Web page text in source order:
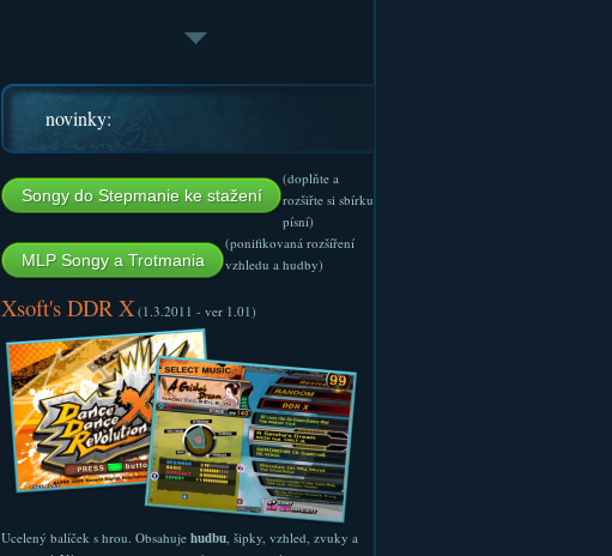
novinky:
Songy do Stepmanie ke stažení
(doplňte a
rozšiřte si sbírku
písní)
MLP Songy a Trotmania
(ponifikovaná rozšíření
vzhledu a hudby)
Xsoft's DDR X(1.3.2011 - ver 1.01)
Ucelený balíček s hrou. Obsahuje hudbu, šipky, vzhled, zvuky a